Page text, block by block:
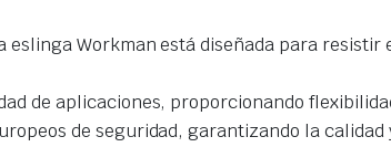
Workman está diseñada para
de aplicaciones, proporcionando
de seguridad, garantizando la